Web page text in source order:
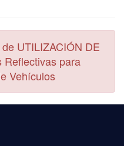
UTILIZACIÓN DE
Reflectivas para
Vehículos